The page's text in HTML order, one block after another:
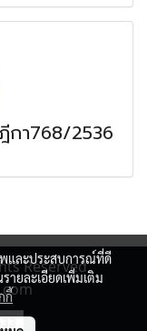
กา768/2536
Reserved.
พและประสบการณ์ที่ดี
ายละเอียดเพิ่มเติม
กี้